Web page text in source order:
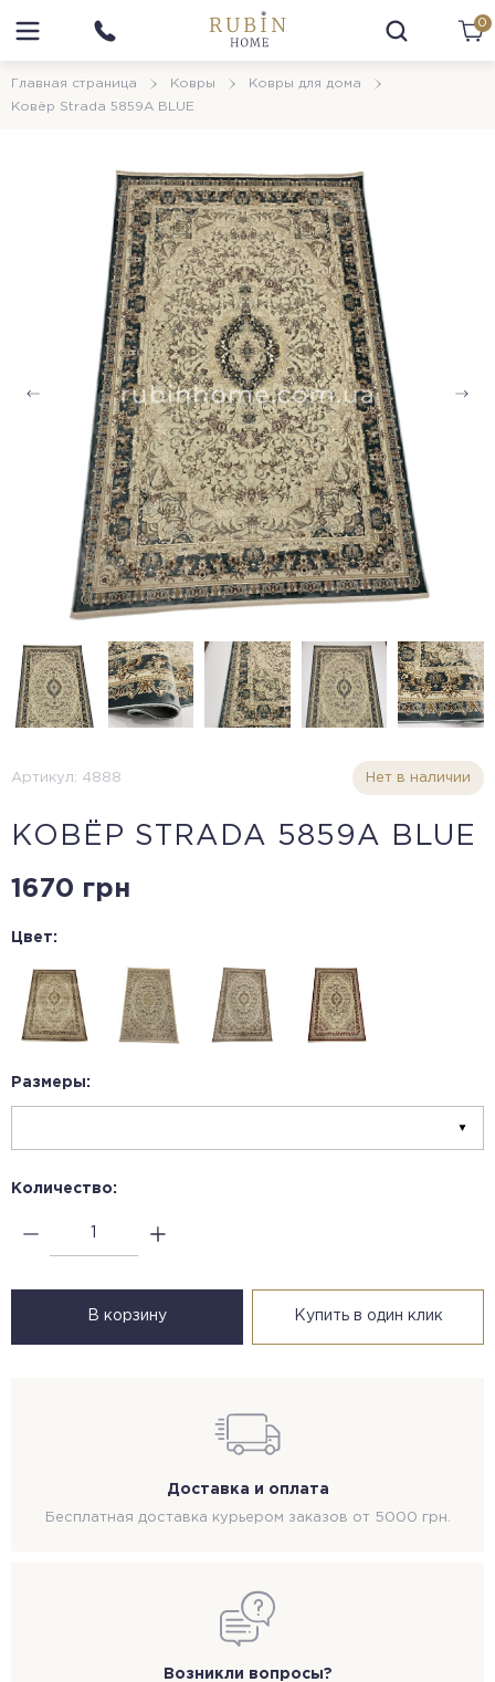
0
Главная страница Ковры
Ковры для дома
Ковёр Strada 5859A BLUE
Артикул: 4888 Нет в наличии
КОВЁР STRADA 5859A BLUE
1670 грн
Цвет:
Размеры:
Количество:
В корзину Купить в один клик
Доставка и оплата
Бесплатная доставка курьером заказов от 5000 грн.
Возникли вопросы?